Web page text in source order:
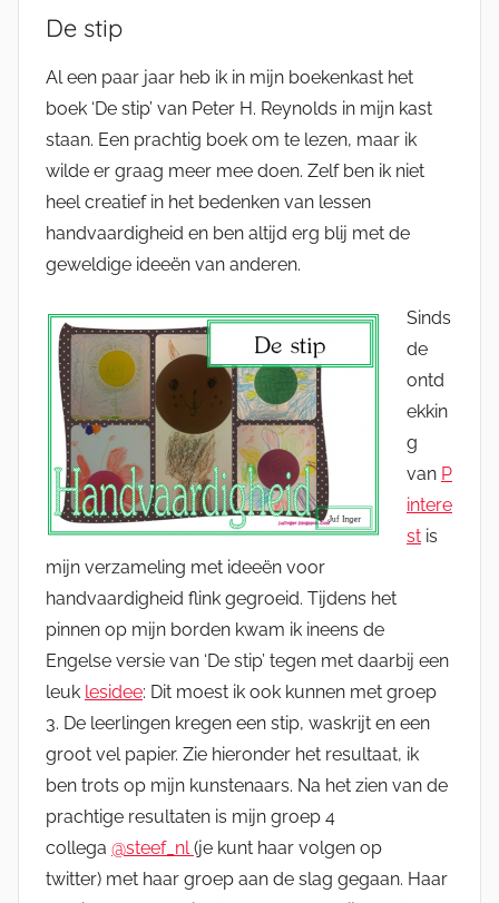
De stip
Al een paar jaar heb ik in mijn boekenkast het
boek ‘De stip’ van Peter H. Reynolds in mijn kast
staan. Een prachtig boek om te lezen, maar ik
wilde er graag meer mee doen. Zelf ben ik niet
heel creatief in het bedenken van lessen
handvaardigheid en ben altijd erg blij met de
geweldige ideeën van anderen.
Sinds
de
ontd
ekkin
g
van P
intere
st is
mijn verzameling met ideeën voor
handvaardigheid flink gegroeid. Tijdens het
pinnen op mijn borden kwam ik ineens de
Engelse versie van ‘De stip’ tegen met daarbij een
leuk lesidee: Dit moest ik ook kunnen met groep
3. De leerlingen kregen een stip, waskrijt en een
groot vel papier. Zie hieronder het resultaat, ik
ben trots op mijn kunstenaars. Na het zien van de
prachtige resultaten is mijn groep 4
collega @steef_nl (je kunt haar volgen op
twitter) met haar groep aan de slag gegaan. Haar